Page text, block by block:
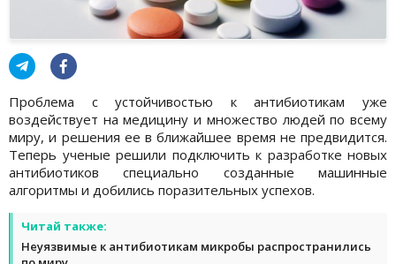
Проблема с устойчивостью к антибиотикам уже
воздействует на медицину и множество людей по всему
миру, и решения ее в ближайшее время не предвидится.
Теперь ученые решили подключить к разработке новых
антибиотиков специально созданные машинные
алгоритмы и добились поразительных успехов.
Читай также:
Неуязвимые к антибиотикам микробы распространились